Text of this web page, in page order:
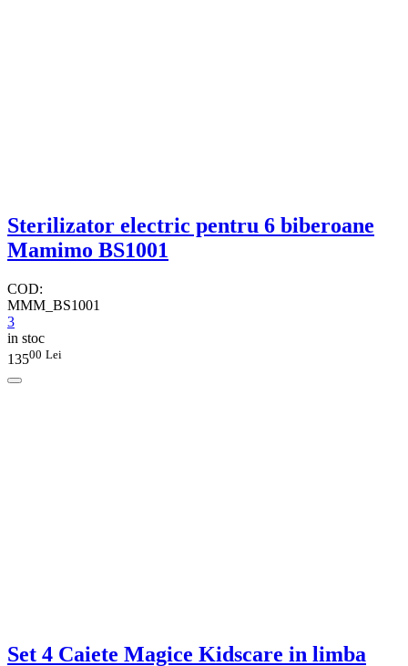
Sterilizator electric pentru 6 biberoane
Mamimo BS1001
COD:
MMM_BS1001
3
in stoc
13500 Lei
Set 4 Caiete Magice Kidscare in limba